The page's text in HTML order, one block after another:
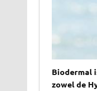
Biodermal
zowel de